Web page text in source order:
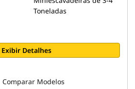
Toneladas
Exibir Detalhes
Comparar Modelos